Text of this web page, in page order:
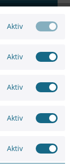
Aktiv
Aktiv
Aktiv
Aktiv
Aktiv